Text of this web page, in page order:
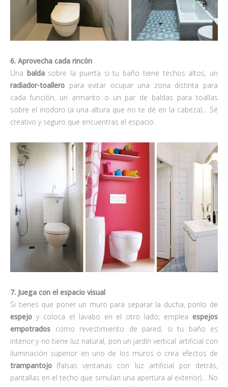
6. Aprovecha cada rincón
Una baldasobre la puerta si tu baño tiene techos altos, un
radiador-toallero para evitar ocupar una zona distinta para
cada función, un armarito o un par de baldas para toallas
sobre el inodoro (a una altura que no te dé en la cabeza)… Sé
creativo y seguro que encuentras el espacio.
7. Juega con el espacio visual
Si tienes que poner un muro para separar la ducha, ponlo de
espejo y coloca el lavabo en el otro lado; emplea espejos
empotrados como revestimiento de pared; si tu baño es
interior y no tiene luz natural, pon un jardín vertical artificial con
iluminación superior en uno de los muros o crea efectos de
trampantojo (falsas ventanas con luz artificial por detrás,
pantallas en el techo que simulan una apertura al exterior)… No